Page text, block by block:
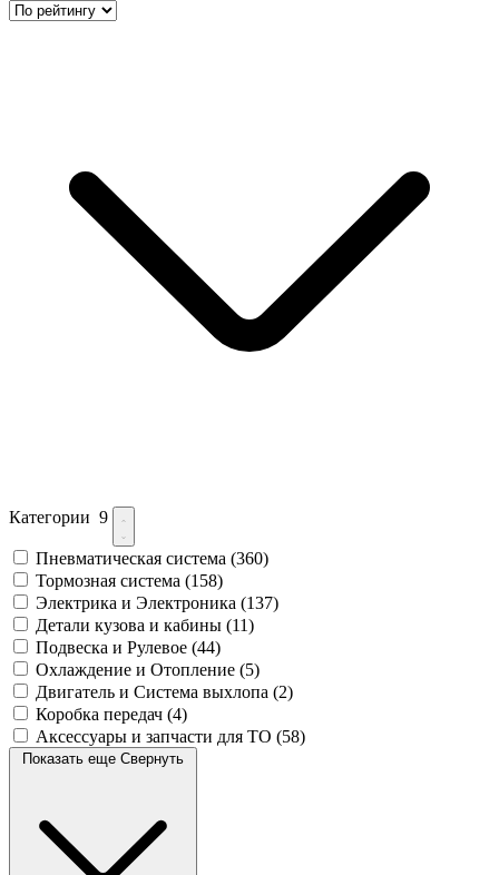
Категории 9
Пневматическая система (360)
Тормозная система (158)
Электрика и Электроника (137)
Детали кузова и кабины (11)
Подвеска и Рулевое (44)
Охлаждение и Отопление (5)
Двигатель и Система выхлопа (2)
Коробка передач (4)
Аксессуары и запчасти для ТО (58)
Показать еще Свернуть